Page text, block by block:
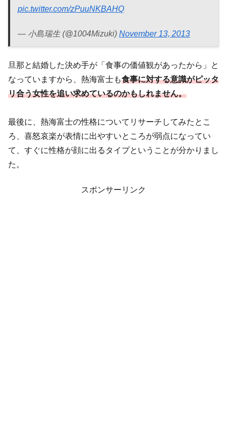
pic.twitter.com/zPuuNKBAHQ
— 小島瑞生 (@1004Mizuki) November 13, 2013
旦那と結婚した決め手が「食事の価値観があったから」と
なっていますから、熱海富士も食事に対する意識がピッタ
リ合う女性を追い求めているのかもしれません。
最後に、熱海富士の性格についてリサーチしてみたとこ
ろ、喜怒哀楽が表情に出やすいところが弱点になってい
て、すぐに性格が顔に出るタイプということが分かりまし
た。
スポンサーリンク